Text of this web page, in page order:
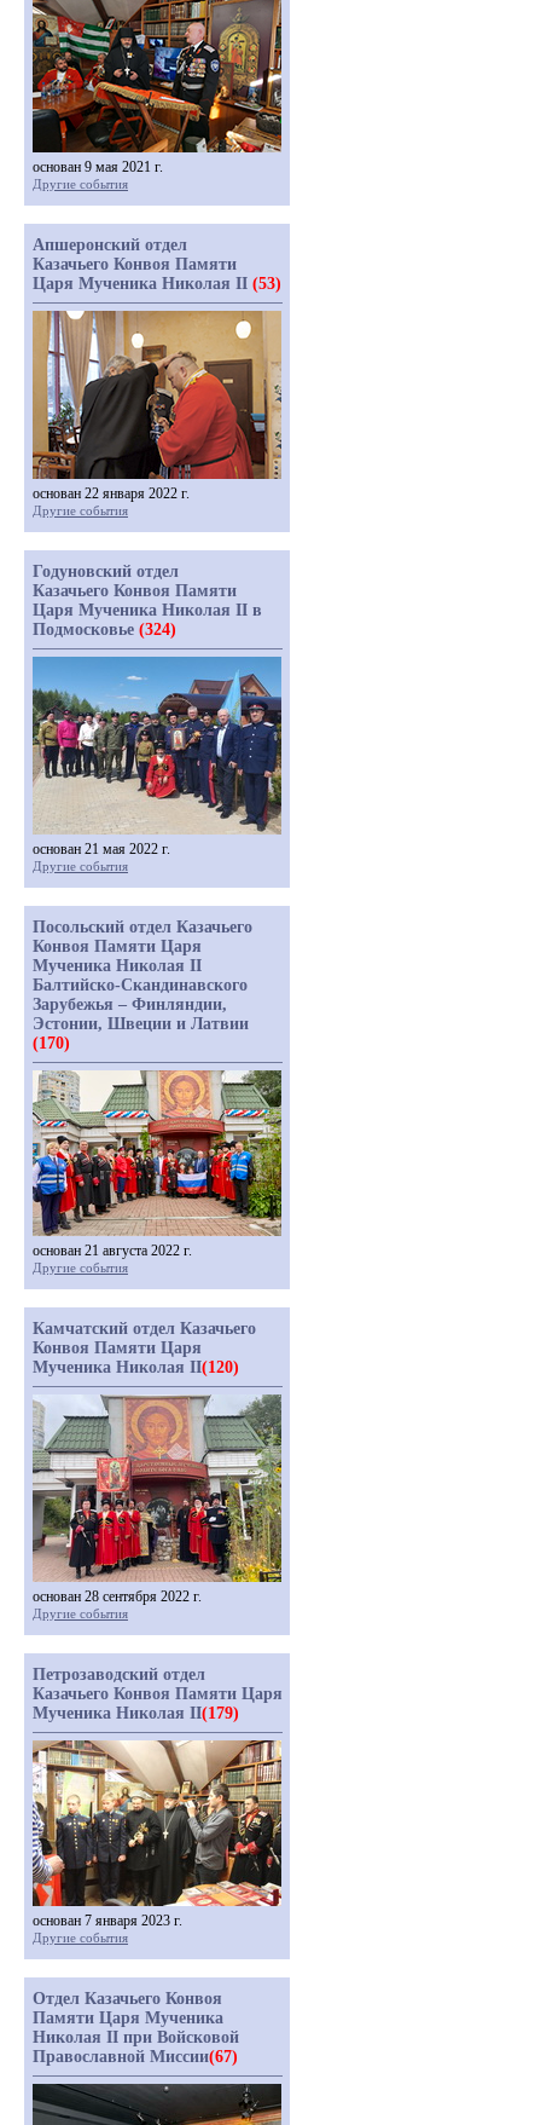
основан 9 мая 2021 г.
Другие события
Апшеронский отдел
Казачьего Конвоя Памяти
Царя Мученика Николая II (53)
основан 22 января 2022 г.
Другие события
Годуновский отдел
Казачьего Конвоя Памяти
Царя Мученика Николая II в
Подмосковье (324)
основан 21 мая 2022 г.
Другие события
Посольский отдел Казачьего
Конвоя Памяти Царя
Мученика Николая II
Балтийско-Скандинавского
Зарубежья – Финляндии,
Эстонии, Швеции и Латвии
(170)
основан 21 августа 2022 г.
Другие события
Камчатский отдел Казачьего
Конвоя Памяти Царя
Мученика Николая II(120)
основан 28 сентября 2022 г.
Другие события
Петрозаводский отдел
Казачьего Конвоя Памяти Царя
Мученика Николая II(179)
основан 7 января 2023 г.
Другие события
Отдел Казачьего Конвоя
Памяти Царя Мученика
Николая II при Войсковой
Православной Миссии(67)